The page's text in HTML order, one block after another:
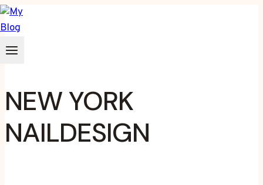
Zum
Inhalt
springen
NEW YORK
NAILDESIGN